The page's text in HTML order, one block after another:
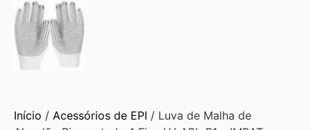
Início / Acessórios de EPI / Luva de Malha de